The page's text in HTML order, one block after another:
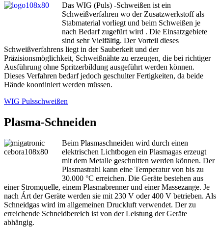
Das WIG (Puls) -Schweißen ist ein
Schweißverfahren wo der Zusatzwerkstoff als
Stabmaterial vorliegt und beim Schweißen je
nach Bedarf zugefürt wird . Die Einsatzgebiete
sind sehr Vielfältig. Der Vorteil dieses
Schweißverfahrens liegt in der Sauberkeit und der
Präzisionsmöglichkeit, Schweißnähte zu erzeugen, die bei richtiger
Ausführung ohne Spritzerbildung ausgeführt werden können.
Dieses Verfahren bedarf jedoch geschulter Fertigkeiten, da beide
Hände koordiniert werden müssen.
WIG Pulsschweißen
Plasma-Schneiden
Beim Plasmaschneiden wird durch einen
elektrischen Lichtbogen ein Plasmagas erzeugt
mit dem Metalle geschnitten werden können. Der
Plasmastrahl kann eine Temperatur von bis zu
30.000 °C erreichen. Die Geräte bestehen aus
einer Stromquelle, einem Plasmabrenner und einer Massezange. Je
nach Árt der Geräte werden sie mit 230 V oder 400 V betrieben. Als
Schneidgas wird im allgemeinen Druckluft verwendet. Der zu
erreichende Schneidbereich ist von der Leistung der Geräte
abhängig.